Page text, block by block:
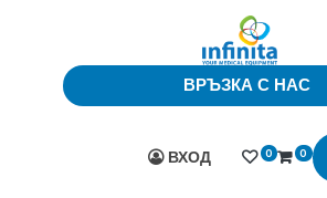
ВРЪЗКА С НАС
ВХОД 0 0